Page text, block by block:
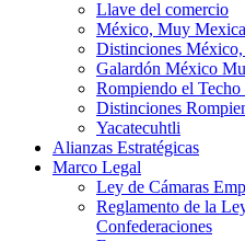
Llave del comercio
México, Muy
Distinciones
Galardón México
Rompiendo el Techo
Distinciones
Yacatecuhtli
Alianzas Estratégicas
Marco Legal
Ley de Cámaras
Reglamento de la
Confederaciones